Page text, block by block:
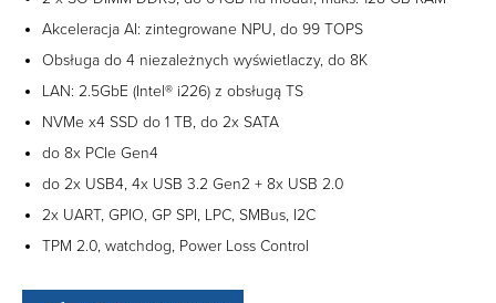
Akceleracja AI: zintegrowane NPU, do 99 TOPS
Obsługa do 4 niezależnych wyświetlaczy, do 8K
LAN: 2.5GbE (Intel® i226) z obsługą TS
NVMe x4 SSD do 1 TB, do 2x SATA
do 8x PCIe Gen4
do 2x USB4, 4x USB 3.2 Gen2 + 8x USB 2.0
2x UART, GPIO, GP SPI, LPC, SMBus, I2C
TPM 2.0, watchdog, Power Loss Control